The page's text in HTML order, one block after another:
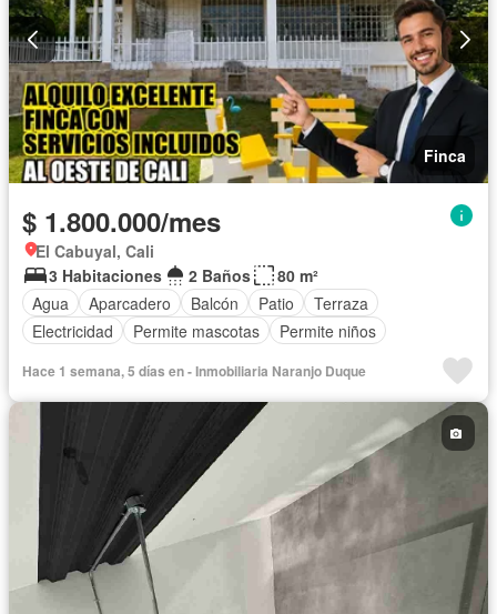
Finca
$ 1.800.000/mes
El Cabuyal, Cali
3 Habitaciones
2 Baños
80 m²
Agua
Aparcadero Balcón Patio
Terraza
Electricidad
Permite mascotas Permite niños
Hace 1 semana, 5 días en - Inmobiliaria Naranjo Duque